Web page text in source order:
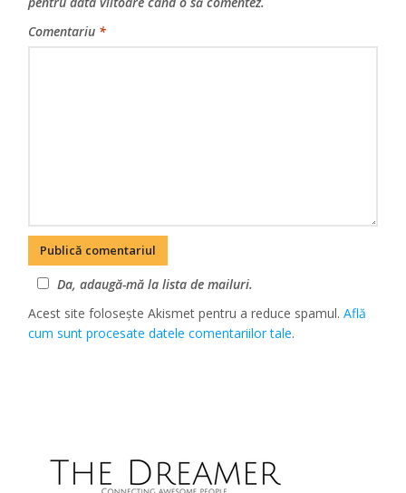
Comentariu *
Da, adaugă-mă la lista de mailuri.
Acest site folosește Akismet pentru a reduce spamul.Află
cum sunt procesate datele comentariilor tale.